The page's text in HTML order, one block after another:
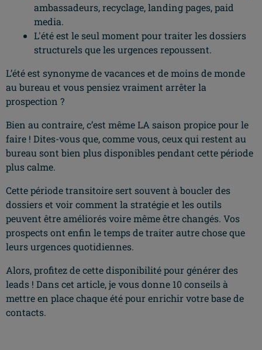
ambassadeurs, recyclage, landing pages, paid
media.
L'été est le seul moment pour traiter les dossiers
structurels que les urgences repoussent.
L’été est synonyme de vacances et de moins de monde
au bureau et vous pensiez vraiment arrêter la
prospection ?
Bien au contraire, c’est même LA saison propice pour le
faire ! Dites-vous que, comme vous, ceux qui restent au
bureau sont bien plus disponibles pendant cette période
plus calme.
Cette période transitoire sert souvent à boucler des
dossiers et voir comment la stratégie et les outils
peuvent être améliorés voire même être changés. Vos
prospects ont enfin le temps de traiter autre chose que
leurs urgences quotidiennes.
Alors, profitez de cette disponibilité pour générer des
leads ! Dans cet article, je vous donne 10 conseils à
mettre en place chaque été pour enrichir votre base de
contacts.